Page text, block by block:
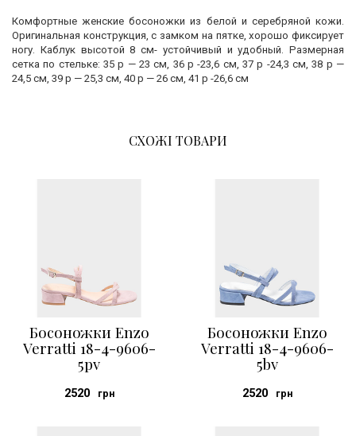
Комфортные женские босоножки из белой и серебряной кожи.
Оригинальная конструкция, с замком на пятке, хорошо фиксирует
ногу. Каблук высотой 8 см- устойчивый и удобный. Размерная
сетка по стельке: 35 р — 23 см, 36 р -23,6 см, 37 р -24,3 см, 38 р —
24,5 см, 39 р — 25,3 см, 40 р — 26 см, 41 р -26,6 см
СХОЖІ ТОВАРИ
Босоножки Enzo
Verratti 18-4-9606-
5pv
2520 грн
Босоножки Enzo
Verratti 18-4-9606-
5bv
2520 грн